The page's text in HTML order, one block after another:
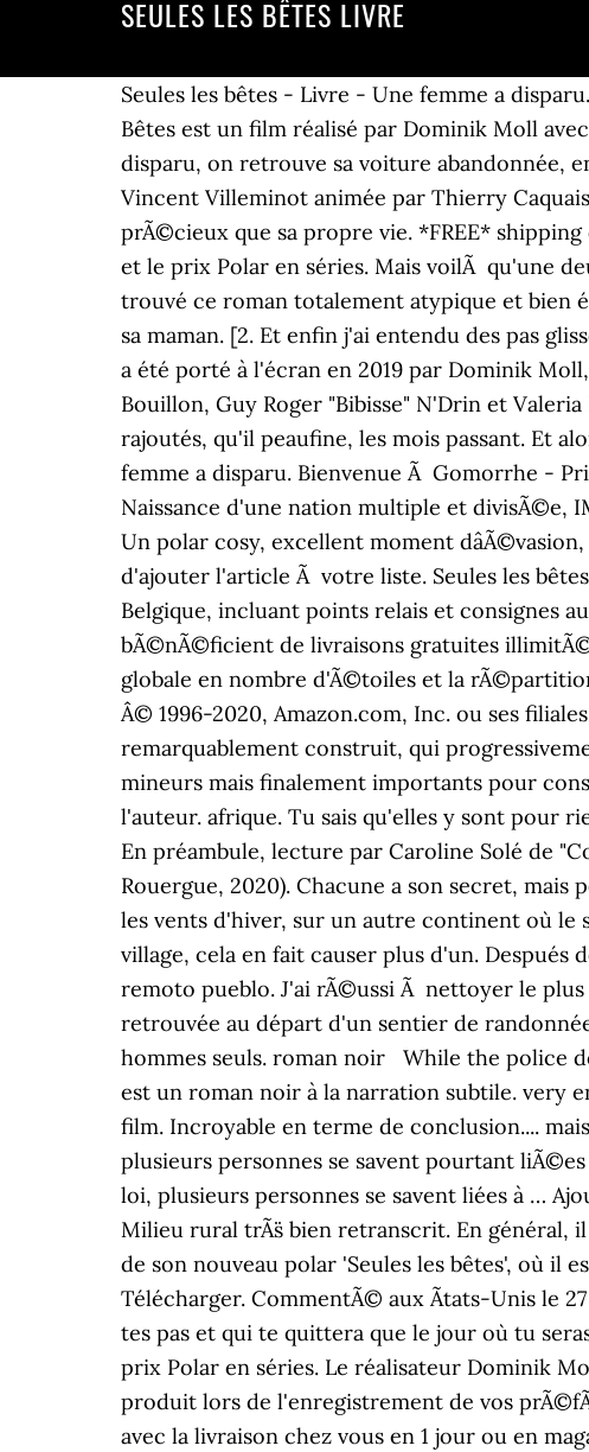
SEULES LES BÊTES LIVRE
Seules les bêtes - Livre - Une femme a disparu. Une erreur est survenue. Avec ce roman choral, Colin Niel orchestre un … Seules Les Bêtes est un film réalisé par Dominik Moll avec Denis Ménochet, Laure Calamy. Une femme a disparu. Une femme, Evelyne Ducat, a disparu, on retrouve sa voiture abandonnée, en pleine campagne, au départ d'un sentier de randonnée. Rencontre avec Colin Niel et Vincent Villeminot animée par Thierry Caquais. Tour Ã tour, elles prennent la parole et chacune a son secret, presque aussi prÃ©cieux que sa propre vie. *FREE* shipping on qualifying offers. Seules les bêtes (Le Rouergue, 2017) a reçu le prix Landerneau polar et le prix Polar en séries. Mais voilÃ qu'une deuxiÃ¨me disparition se produit. Ça y ressemble en effet de très près, et pourtant j'ai trouvé ce roman totalement atypique et bien éloigné des codes du genre. Joseph, un agriculteur, devenu dépressif depuis le décès de sa maman. [2. Et enfin j'ai entendu des pas glisser sur le sol derrière la porte en bois, puis le bruit d'un loquet qui sortait de son axe . Il a été porté à l'écran en 2019 par Dominik Moll, avec Denis Ménochet, Laure Calamy, Damien Bonnard, Nadia Tereszkiewicz, Bastien Bouillon, Guy Roger "Bibisse" N'Drin et Valeria Bruni-Tedeschi. Ils inventent la moitié d'ailleurs, chacun a ses petits détails qu'il a rajoutés, qu'il peaufine, les mois passant. Et alors, tes brebis, tu te mets à les détester comme c'est pas permis. Seules les bêtes Une femme a disparu. Bienvenue Ã Gomorrhe - Prix Douglas Kennedy 2020 du meilleur thriller Ã©tranger, L'Archipel franÃ§ais - Naissance d'une nation multiple et divisÃ©e, IMMORTEL - Le premier Ãªtre humain immortel est dÃ©jÃ nÃ©, Le macaron meurtrier: Un polar cosy, excellent moment dâÃ©vasion, La sÃ©rie guyanaise: Les hamacs de cartons / Ce qui reste en forÃªt / Obia. Impossible d'ajouter l'article Ã votre liste. Seules les bêtes - Livre - Une femme a disparu. Choisissez parmi 20 000 points retrait en France et en Belgique, incluant points relais et consignes automatiques Amazon Lockers, Les membres du programme Amazon Prime bÃ©nÃ©ficient de livraisons gratuites illimitÃ©es, SÃ©lectionnez cette adresse lors de votre commande. Pour calculer l'Ã©valuation globale en nombre d'Ã©toiles et la rÃ©partition en pourcentage par Ã©toile, nous n'utilisons pas une moyenne simple. Ã conseiller ! Â© 1996-2020, Amazon.com, Inc. ou ses filiales. Surtout,"Seules les bêtes" avait la forme d'un magnifique roman choral, remarquablement construit, qui progressivement, comme les grands romans du genre, avait l'art de distiller des indices d'apprence mineurs mais finalement importants pour construire un puzzle qui ne sera achevé qu'à la … Trouver tous les livres, en savoir plus sur l'auteur. afrique. Tu sais qu'elles y sont pour rien, que c'est toi qui les élèves et pas l'inverse, ça change rien. causse policier français En préambule, lecture par Caroline Solé de "Comme des sauvages" (PKJ, 2020) et par Vincent Villeminot de "Entre fauves" (Le Rouergue, 2020). Chacune a son secret, mais personne ne se doute que cette histoire a commencé loin de cette montagne balayée par les vents d'hiver, sur un autre continent où le soleil brûle, et où la pauvreté n'empêche pas le désir de dicter sa loi. montagnes Au village, cela en fait causer plus d'un. Después de una tormenta de